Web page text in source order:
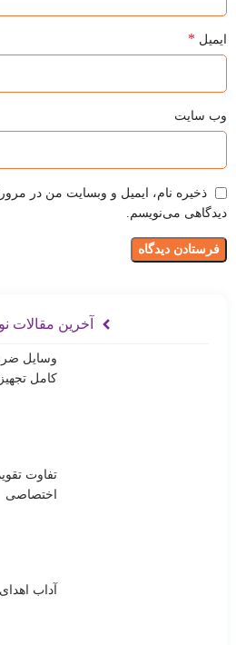
ایمیل *
وب‌ سایت
ذخیره نام، ایمیل و وبسایت من در
دیدگاهی می‌نویسم.
آخرین مقالات
وسایل
کامل
تفاوت
اختصاصی
آداب